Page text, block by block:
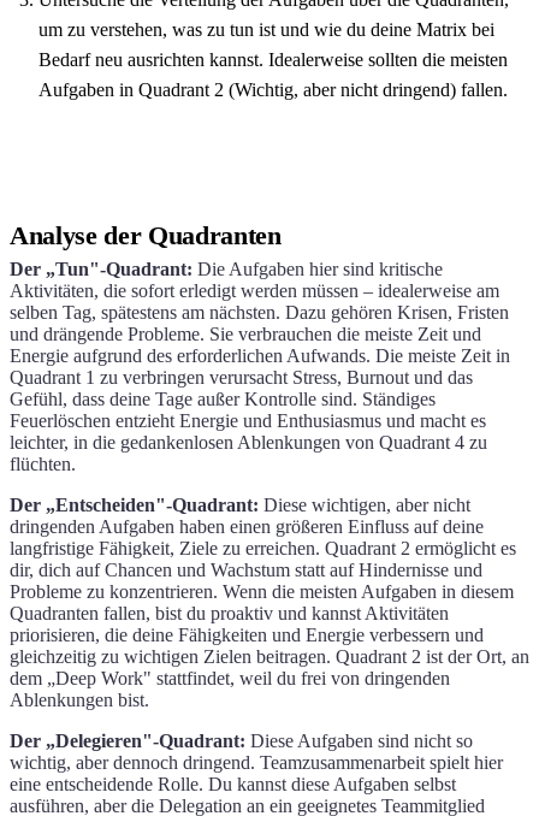
um zu verstehen, was zu tun ist und wie du deine Matrix bei
Bedarf neu ausrichten kannst. Idealerweise sollten die meisten
Aufgaben in Quadrant 2 (Wichtig, aber nicht dringend) fallen.
Analyse der Quadranten
Der „Tun"-Quadrant: Die Aufgaben hier sind kritische
Aktivitäten, die sofort erledigt werden müssen – idealerweise am
selben Tag, spätestens am nächsten. Dazu gehören Krisen, Fristen
und drängende Probleme. Sie verbrauchen die meiste Zeit und
Energie aufgrund des erforderlichen Aufwands. Die meiste Zeit in
Quadrant 1 zu verbringen verursacht Stress, Burnout und das
Gefühl, dass deine Tage außer Kontrolle sind. Ständiges
Feuerlöschen entzieht Energie und Enthusiasmus und macht es
leichter, in die gedankenlosen Ablenkungen von Quadrant 4 zu
flüchten.
Der „Entscheiden"-Quadrant: Diese wichtigen, aber nicht
dringenden Aufgaben haben einen größeren Einfluss auf deine
langfristige Fähigkeit, Ziele zu erreichen. Quadrant 2 ermöglicht es
dir, dich auf Chancen und Wachstum statt auf Hindernisse und
Probleme zu konzentrieren. Wenn die meisten Aufgaben in diesem
Quadranten fallen, bist du proaktiv und kannst Aktivitäten
priorisieren, die deine Fähigkeiten und Energie verbessern und
gleichzeitig zu wichtigen Zielen beitragen. Quadrant 2 ist der Ort, an
dem „Deep Work" stattfindet, weil du frei von dringenden
Ablenkungen bist.
Der „Delegieren"-Quadrant: Diese Aufgaben sind nicht so
wichtig, aber dennoch dringend. Teamzusammenarbeit spielt hier
eine entscheidende Rolle. Du kannst diese Aufgaben selbst
ausführen, aber die Delegation an ein geeignetes Teammitglied